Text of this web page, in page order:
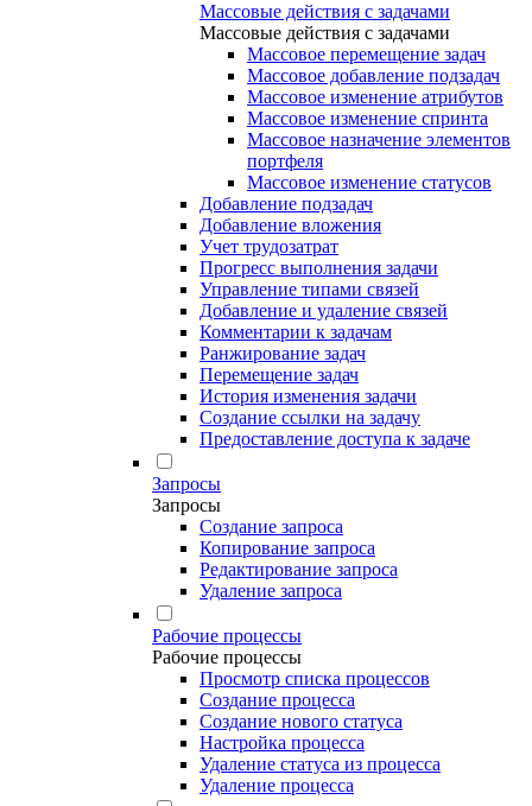
Массовые действия с задачами
Массовые действия с задачами
Массовое перемещение задач
Массовое добавление подзадач
Массовое изменение атрибутов
Массовое изменение спринта
Массовое назначение элементов
портфеля
Массовое изменение статусов
Добавление подзадач
Добавление вложения
Учет трудозатрат
Прогресс выполнения задачи
Управление типами связей
Добавление и удаление связей
Комментарии к задачам
Ранжирование задач
Перемещение задач
История изменения задачи
Создание ссылки на задачу
Предоставление доступа к задаче
Запросы
Запросы
Создание запроса
Копирование запроса
Редактирование запроса
Удаление запроса
Рабочие процессы
Рабочие процессы
Просмотр списка процессов
Создание процесса
Создание нового статуса
Настройка процесса
Удаление статуса из процесса
Удаление процесса